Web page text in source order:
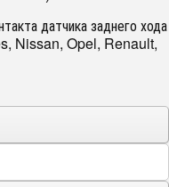
датчика заднего хода
Nissan, Opel, Renault,